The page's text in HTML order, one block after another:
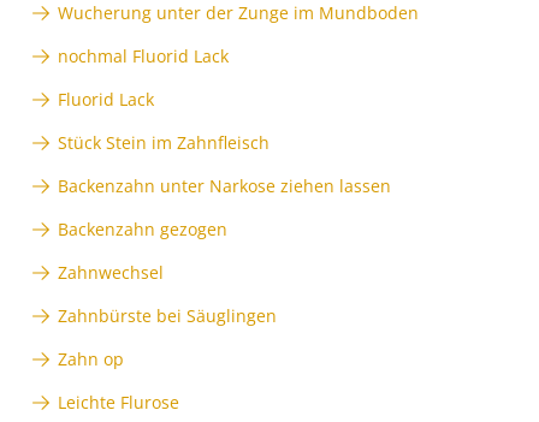
Wucherung unter der Zunge im Mundboden
nochmal Fluorid Lack
Fluorid Lack
Stück Stein im Zahnfleisch
Backenzahn unter Narkose ziehen lassen
Backenzahn gezogen
Zahnwechsel
Zahnbürste bei Säuglingen
Zahn op
Leichte Flurose